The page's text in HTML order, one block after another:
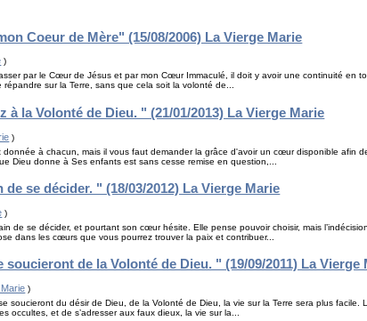
Coeur de Mère" (15/08/2006) La Vierge Marie
)
par le Cœur de Jésus et par mon Cœur Immaculé, il doit y avoir une continuité en
sur la Terre, sans que cela soit la volonté de...
à la Volonté de Dieu. " (21/01/2013) La Vierge Marie
)
à chacun, mais il vous faut demander la grâce d'avoir un cœur disponible afin
Dieu donne à Ses enfants est sans cesse remise en question,...
se décider. " (18/03/2012) La Vierge Marie
)
de se décider, et pourtant son cœur hésite. Elle pense pouvoir choisir, mais
dans les cœurs que vous pourrez trouver la paix et contribuer...
de la Volonté de Dieu. " (19/09/2011) La Vierge
)
soucieront du désir de Dieu, de la Volonté de Dieu, la vie sur la Terre sera plus facile.
occultes, et de s’adresser aux faux dieux, la vie sur la...